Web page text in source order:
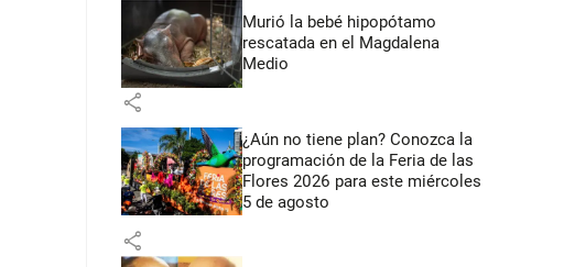
Murió la bebé hipopótamo
rescatada en el Magdalena
Medio
share
¿Aún no tiene plan? Conozca la
programación de la Feria de las
Flores 2026 para este miércoles
5 de agosto
share